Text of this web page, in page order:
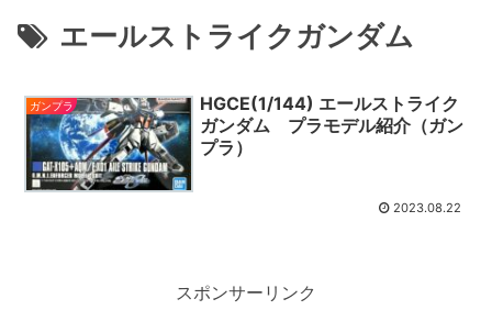
エールストライクガンダム
ガンプラ
HGCE(1/144) エールストライク
ガンダム プラモデル紹介（ガン
プラ）
2023.08.22
スポンサーリンク